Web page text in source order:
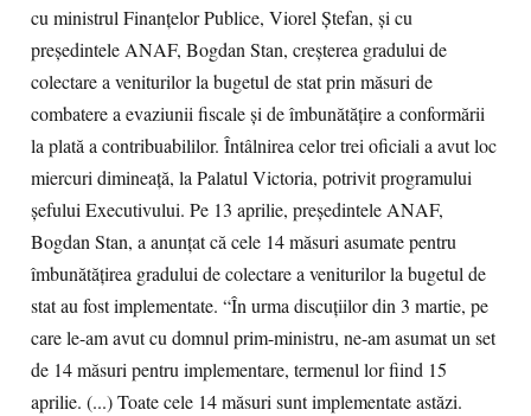
cu ministrul Finanțelor Publice, Viorel Ștefan, și cu
președintele ANAF, Bogdan Stan, creșterea gradului de
colectare a veniturilor la bugetul de stat prin măsuri de
combatere a evaziunii fiscale și de îmbunătățire a conformării
la plată a contribuabililor. Întâlnirea celor trei oficiali a avut loc
miercuri dimineață, la Palatul Victoria, potrivit programului
șefului Executivului. Pe 13 aprilie, președintele ANAF,
Bogdan Stan, a anunțat că cele 14 măsuri asumate pentru
îmbunătățirea gradului de colectare a veniturilor la bugetul de
stat au fost implementate. “În urma discuțiilor din 3 martie, pe
care le-am avut cu domnul prim-ministru, ne-am asumat un set
de 14 măsuri pentru implementare, termenul lor fiind 15
aprilie. (...) Toate cele 14 măsuri sunt implementate astăzi.